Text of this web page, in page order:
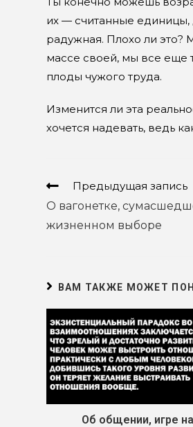
их — считанные единицы,
радужная. Плохо ли это?
массе своей, мы все еще
плоды чужого труда.
Изменится ли эта
хочется надевать, ведь
Еще
Предыдущая запись
О вагонетке,
жизненном выборе
ВАМ ТАКЖЕ МОЖЕТ
Об общении, игре на